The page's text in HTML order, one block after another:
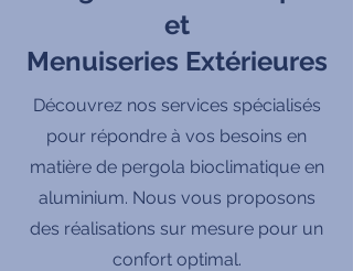
et
Menuiseries Extérieures
Découvrez nos services spécialisés
pour répondre à vos besoins en
matière de pergola bioclimatique en
aluminium. Nous vous proposons
des réalisations sur mesure pour un
confort optimal.